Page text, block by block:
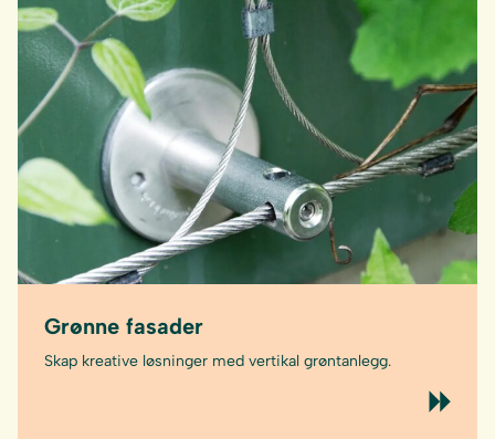
Grønne fasader
Skap kreative løsninger med vertikal grøntanlegg.